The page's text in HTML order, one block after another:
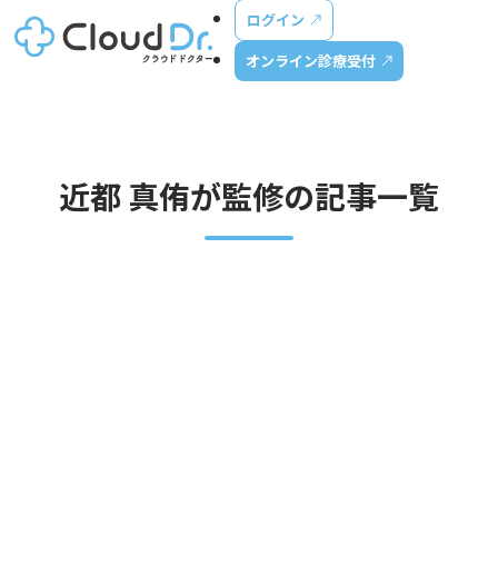
ログイン
オンライン診療受付
近都 真侑が監修の記事一覧